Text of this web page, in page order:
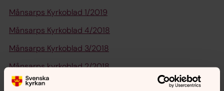
Månsarps Kyrkoblad 1/2019
Månsarps Kyrkoblad 4/2018
Månsarps Kyrkoblad 3/2018
Månsarps kyrkoblad 2/2018
Månsarps kyrkoblad 1/2018